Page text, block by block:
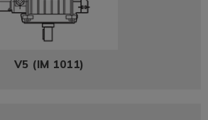
V5 (IM 1011)